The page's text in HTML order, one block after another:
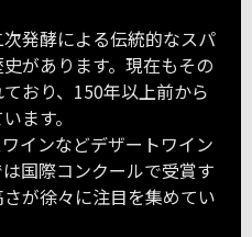
発酵による伝統的なスパ
があります。現在もその
おり、150年以上前から
ます。
インなどデザートワイン
国際コンクールで受賞す
が徐々に注目を集めてい